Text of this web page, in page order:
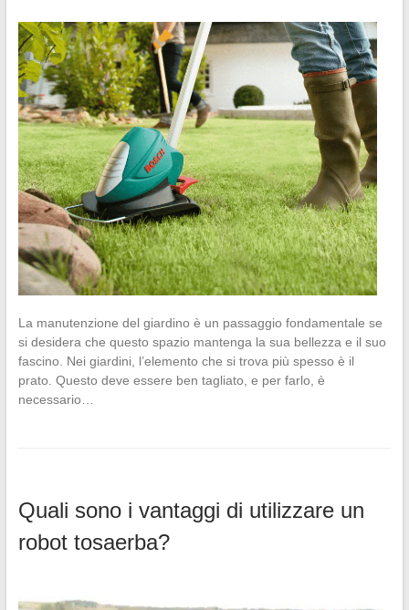
La manutenzione del giardino è un passaggio fondamentale se
si desidera che questo spazio mantenga la sua bellezza e il suo
fascino. Nei giardini, l’elemento che si trova più spesso è il
prato. Questo deve essere ben tagliato, e per farlo, è
necessario…
Quali sono i vantaggi di utilizzare un
robot tosaerba?